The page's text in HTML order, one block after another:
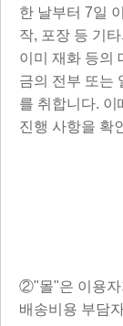
한 날부터 7일
작, 포장 등 기
이미 재화 등의
금의 전부 또는
를 취합니다. 이
진행 사항을 확
②"몰"은 이용자
배송비용 부담